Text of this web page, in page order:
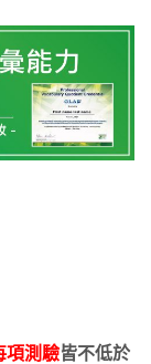
項測驗皆不低於